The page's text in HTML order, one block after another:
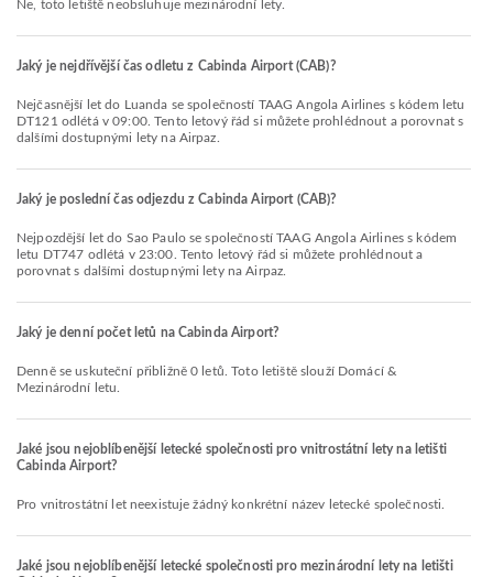
Ne, toto letiště neobsluhuje mezinárodní lety.
Jaký je nejdřívější čas odletu z Cabinda Airport (CAB)?
Nejčasnější let do Luanda se společností TAAG Angola Airlines s kódem letu
DT121 odlétá v 09:00. Tento letový řád si můžete prohlédnout a porovnat s
dalšími dostupnými lety na Airpaz.
Jaký je poslední čas odjezdu z Cabinda Airport (CAB)?
Nejpozdější let do Sao Paulo se společností TAAG Angola Airlines s kódem
letu DT747 odlétá v 23:00. Tento letový řád si můžete prohlédnout a
porovnat s dalšími dostupnými lety na Airpaz.
Jaký je denní počet letů na Cabinda Airport?
Denně se uskuteční přibližně 0 letů. Toto letiště slouží Domácí &
Mezinárodní letu.
Jaké jsou nejoblíbenější letecké společnosti pro vnitrostátní lety na letišti
Cabinda Airport?
Pro vnitrostátní let neexistuje žádný konkrétní název letecké společnosti.
Jaké jsou nejoblíbenější letecké společnosti pro mezinárodní lety na letišti